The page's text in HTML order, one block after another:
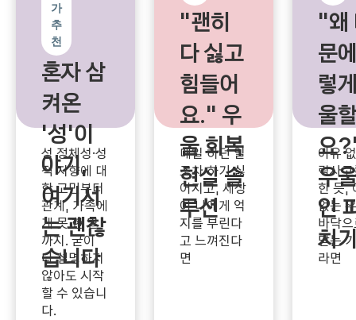
가
추
천
혼자 삼
켜온
'성'이
야기,
여기서
는 괜찮
습니다
#성소수자상
담
성 정체성·성
적 지향에 대
한 고민부터
관계, 가족에
게 못 한 말
까지. 굳이
다 설명하지
않아도 시작
할 수 있습니
다.
"괜히
다 싫고
힘들어
요." 우
울 회복
현실 솔
루션
#의욕상실 #
짜증
매일 하던 일
조차 하기 싫
어지고, 세상
이 나에게 억
지를 부린다
고 느껴진다
면
"왜
문
렇
울
요
우
인
치
이유
락사
한 듯,
없는
바닥
닫는
라면